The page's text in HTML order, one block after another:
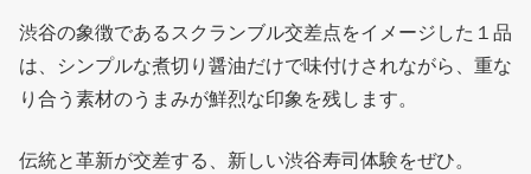
渋谷の象徴であるスクランブル交差点をイメージした１品
は、シンプルな煮切り醤油だけで味付けされながら、重な
り合う素材のうまみが鮮烈な印象を残します。
伝統と革新が交差する、新しい渋谷寿司体験をぜひ。